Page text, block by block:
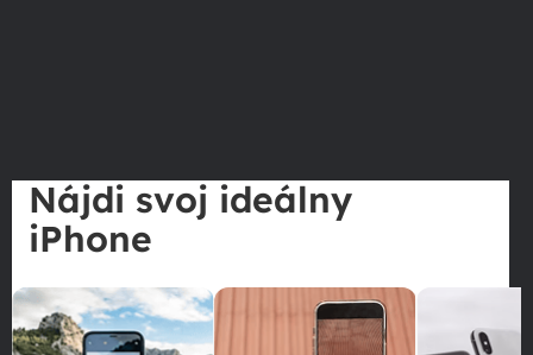
Nájdi svoj ideálny
iPhone